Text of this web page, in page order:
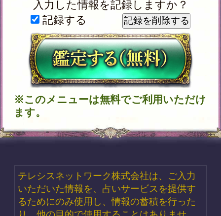
2026年8月6日リリース
名×暦で現実掌握≪国賓/各界VIPも命託す的
中奥儀≫鳥海式天命術
2026年8月3日リリース
魂の本音が聴こえる！【運命結びの奇跡霊
札】心の奥底視抜く◆魂唯タロット
ダウジング｜英国認定◆プロ25年“運命ビ
タ当て”マリーの高精度鑑定